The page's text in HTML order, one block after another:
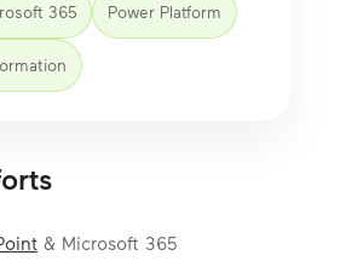
365 Power Platform
& Microsoft 365